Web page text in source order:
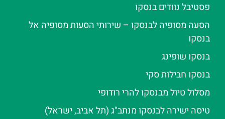
פסטיבל נוודים בנסקו
הסעה מסופיה לבנסקו – שירותי הסעות מסופיה אל
בנסקו
בנסקו שופינג
בנסקו חבילות סקי
מסלול טיול מבנסקו להרי רודופי
טיסה ישירה לבנסקו מנתב"ג (תל אביב, ישראל)